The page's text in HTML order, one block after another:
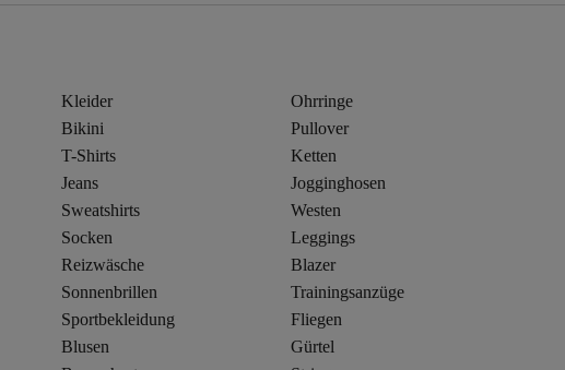
Kleider
Ohrringe
Bikini
Pullover
T-Shirts
Ketten
Jeans
Jogginghosen
Sweatshirts
Westen
Socken
Leggings
Reizwäsche
Blazer
Sonnenbrillen
Trainingsanzüge
Sportbekleidung
Fliegen
Blusen
Gürtel